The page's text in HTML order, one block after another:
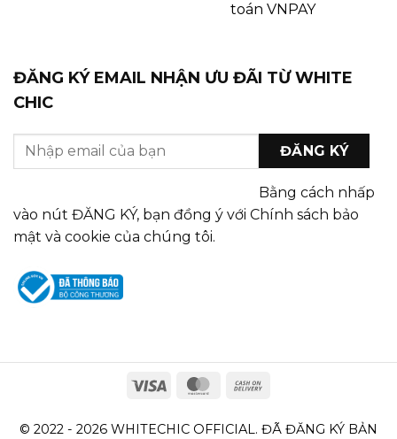
toán VNPAY
ĐĂNG KÝ EMAIL NHẬN ƯU ĐÃI TỪ WHITE
CHIC
Bằng cách nhấp
vào nút ĐĂNG KÝ, bạn đồng ý với Chính sách bảo
mật và cookie của chúng tôi.
© 2022 - 2026 WHITECHIC OFFICIAL. ĐÃ ĐĂNG KÝ BẢN